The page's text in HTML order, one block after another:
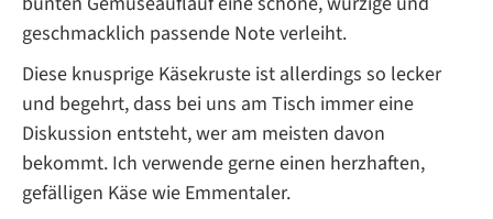
geschmacklich passende Note verleiht.
Diese knusprige Käsekruste ist allerdings so lecker
und begehrt, dass bei uns am Tisch immer eine
Diskussion entsteht, wer am meisten davon
bekommt. Ich verwende gerne einen herzhaften,
gefälligen Käse wie Emmentaler.